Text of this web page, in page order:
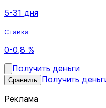
5-31 дня
Ставка
0-0,8 %
Получить деньги
Сравнить Получить
Реклама